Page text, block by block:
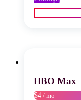
το
προϊόν
να
HBO Max
$4 / mo